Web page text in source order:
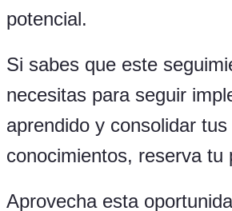
potencial.
Si sabes que este
necesitas para seguir
aprendido y consolidar tus
conocimientos, reserva tu
Aprovecha esta